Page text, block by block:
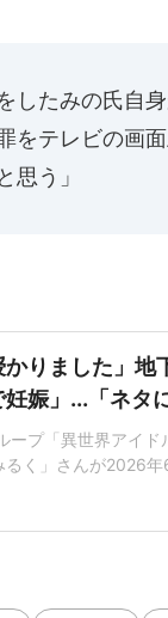
したみの氏自
をテレビの画
思う」
かりました」
妊娠」...「ネタ
ープ「異世界アイ
く」さんが2026
げている。「妊娠6